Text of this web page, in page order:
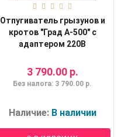
Отпугиватель грызунов и
кротов "Град А-500" с
адаптером 220В
3 790.00 р.
Без налога: 3 790.00 р.
Наличие: В наличии